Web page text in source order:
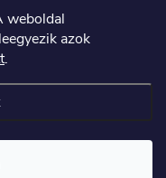
weboldal
azok
.
jog fenntartva.